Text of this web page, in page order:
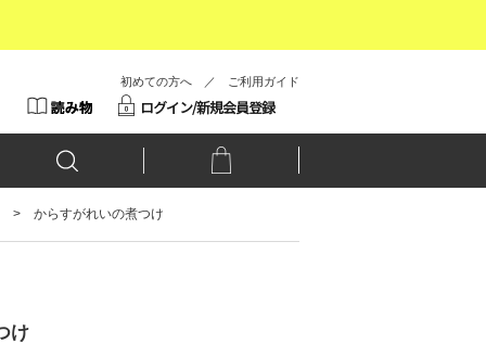
初めての方へ ／ ご利用ガイド
からすがれいの煮つけ
け